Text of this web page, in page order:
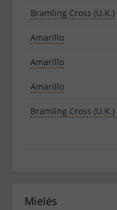
Bramling Cross (U.K.)
Amarillo
Amarillo
Amarillo
Bramling Cross (U.K.)
Mielės